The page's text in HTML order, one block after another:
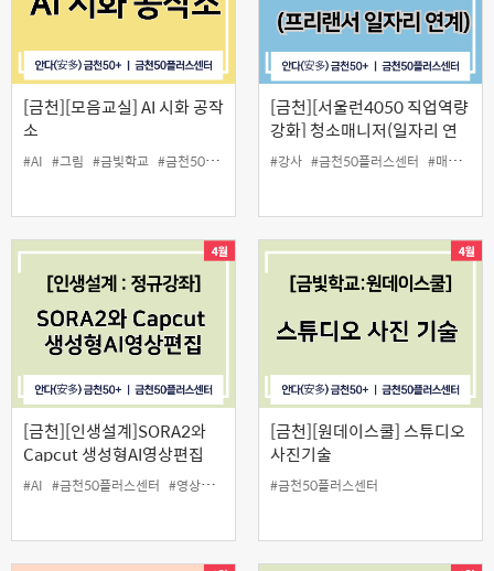
[금천][모음교실] AI 시화 공작
소
#AI #그림 #금빛학교 #금천50플러스센터 #모음교실 #시 #인생설계
[금천][서울런4050 직업역량
강화] 청소매니저(일자리 연
계 교육) 양성과정(26년 1월)
#강사 #금천50플러스센터 #매니저
[금천][인생설계]SORA2와
Capcut 생성형AI영상편집
#AI #금천50플러스센터 #영상편집 #중장년
[금천][원데이스쿨] 스튜디오
사진기술
#금천50플러스센터